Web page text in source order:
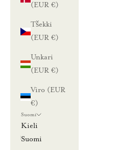
(EUR €)
Tšekki
(EUR €)
Unkari
(EUR €)
Viro (EUR
€)
Suomi
Kieli
Suomi